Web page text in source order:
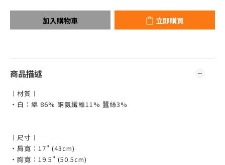
加入購物車 立即購買
商品描述
︱材質︱
・白：綿 86% 銅氨纖維11% 蠶絲3%
︱尺寸︱
・肩寬：17" (43cm)
・胸寬：19.5" (50.5cm)